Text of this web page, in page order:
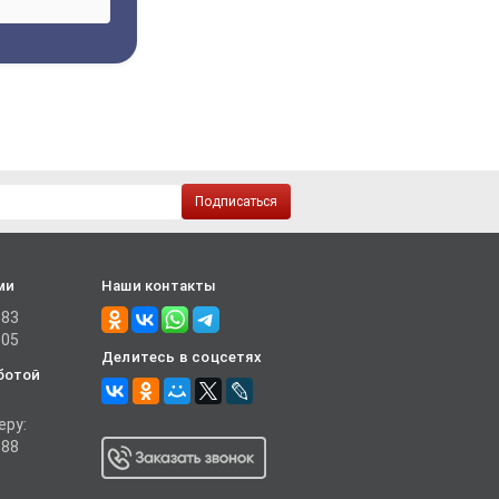
Подписаться
Наши контакты
Делитесь в соцсетях